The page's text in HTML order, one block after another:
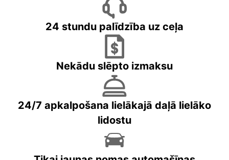
24 stundu palīdzība uz ceļa
Nekādu slēpto izmaksu
24/7 apkalpošana lielākajā daļā lielāko
lidostu